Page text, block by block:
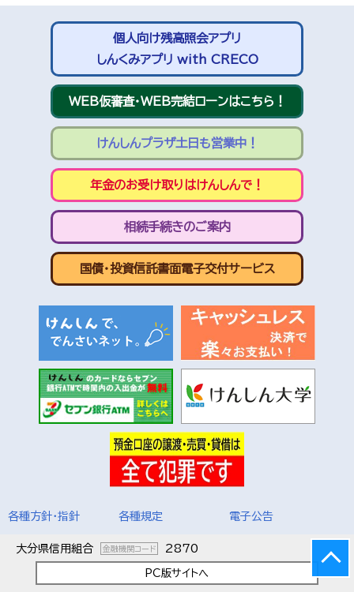
個人向け残高照会アプリ
しんくみアプリ with CRECO
WEB仮審査・WEB完結ローンはこちら！
けんしんプラザ土日も営業中！
年金のお受け取りはけんしんで！
相続手続きのご案内
国債・投資信託書面電子交付サービス
各種方針・指針 各種規定 電子公告
大分県信用組合 金融機関コード 2870
PC版サイトへ